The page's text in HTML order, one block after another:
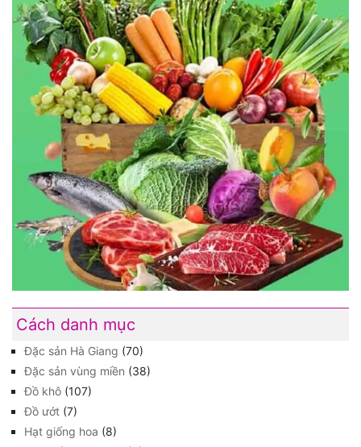
Cách danh mục
Đặc sản Hà Giang (70)
Đặc sản vùng miền (38)
Đồ khô (107)
Đồ ướt (7)
Hạt giống hoa (8)